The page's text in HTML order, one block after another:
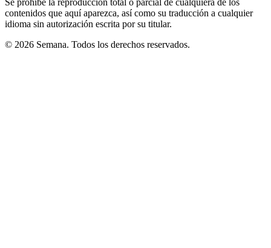
contenidos que aquí aparezca, así como su traducción a cualquier
idioma sin autorización escrita por su titular.
© 2026 Semana. Todos los derechos reservados.